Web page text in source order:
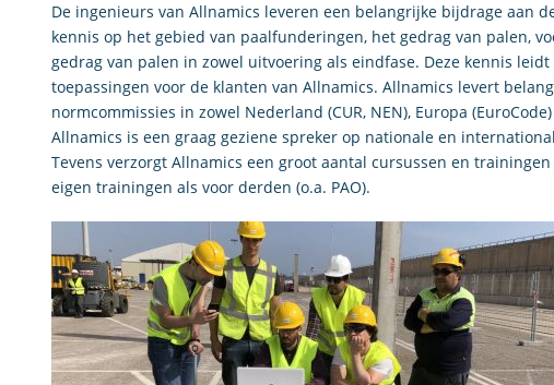
De ingenieurs van Allnamics leveren een belangrijke bijdrage aan
kennis op het gebied van paalfunderingen, het gedrag van palen,
gedrag van palen in zowel uitvoering als eindfase. Deze kennis
toepassingen voor de klanten van Allnamics. Allnamics levert
normcommissies in zowel Nederland (CUR, NEN), Europa
Allnamics is een graag geziene spreker op nationale en
Tevens verzorgt Allnamics een groot aantal cursussen en
eigen trainingen als voor derden (o.a. PAO).